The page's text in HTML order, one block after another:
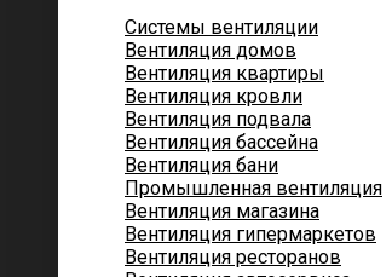
Системы вентиляции
Вентиляция домов
Вентиляция квартиры
Вентиляция кровли
Вентиляция подвала
Вентиляция бассейна
Вентиляция бани
Промышленная вентиляция
Вентиляция магазина
Вентиляция гипермаркетов
Вентиляция ресторанов